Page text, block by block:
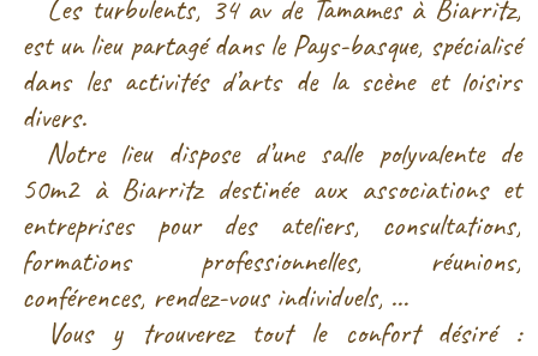
divers.
Notre lieu dispose d’une salle polyvalente de
50m2 à Biarritz destinée aux associations et
entreprises pour des ateliers, consultations,
formations professionnelles, réunions,
conférences, rendez-vous individuels, …
Vous y trouverez tout le confort désiré :
vestiaires, sanitaires, kitchenette, chaises,
tables, paper-board, sono, grand miroir (derrière
les rideaux noirs sur la photo), chauffage,
machine à café, etc…